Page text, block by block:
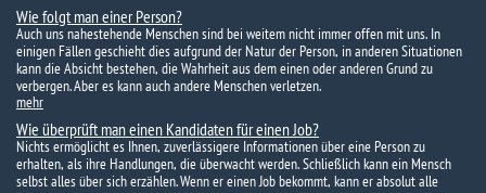
Wie folgt man einer Person?
Auch uns nahestehende Menschen sind bei weitem nicht immer offen mit uns. In
einigen Fällen geschieht dies aufgrund der Natur der Person, in anderen Situationen
kann die Absicht bestehen, die Wahrheit aus dem einen oder anderen Grund zu
verbergen. Aber es kann auch andere Menschen verletzen.
mehr
Wie überprüft man einen Kandidaten für einen Job?
Nichts ermöglicht es Ihnen, zuverlässigere Informationen über eine Person zu
erhalten, als ihre Handlungen, die überwacht werden. Schließlich kann ein Mensch
selbst alles über sich erzählen. Wenn er einen Job bekommt, kann er absolut alle